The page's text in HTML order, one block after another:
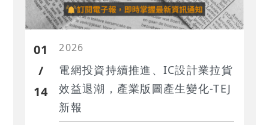
01
/
14
2026
電網投資持續推進、IC設計業拉貨
效益退潮，產業版圖產生變化-TEJ
新報